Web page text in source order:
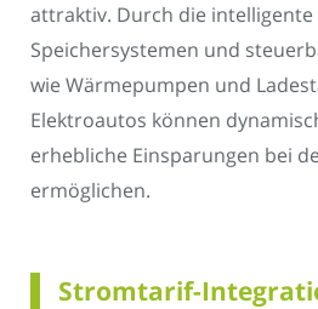
attraktiv. Durch die
Speichersystemen und
wie Wärmepumpen und
Elektroautos können
erhebliche Einsparungen bei
ermöglichen.
Stromtarif-